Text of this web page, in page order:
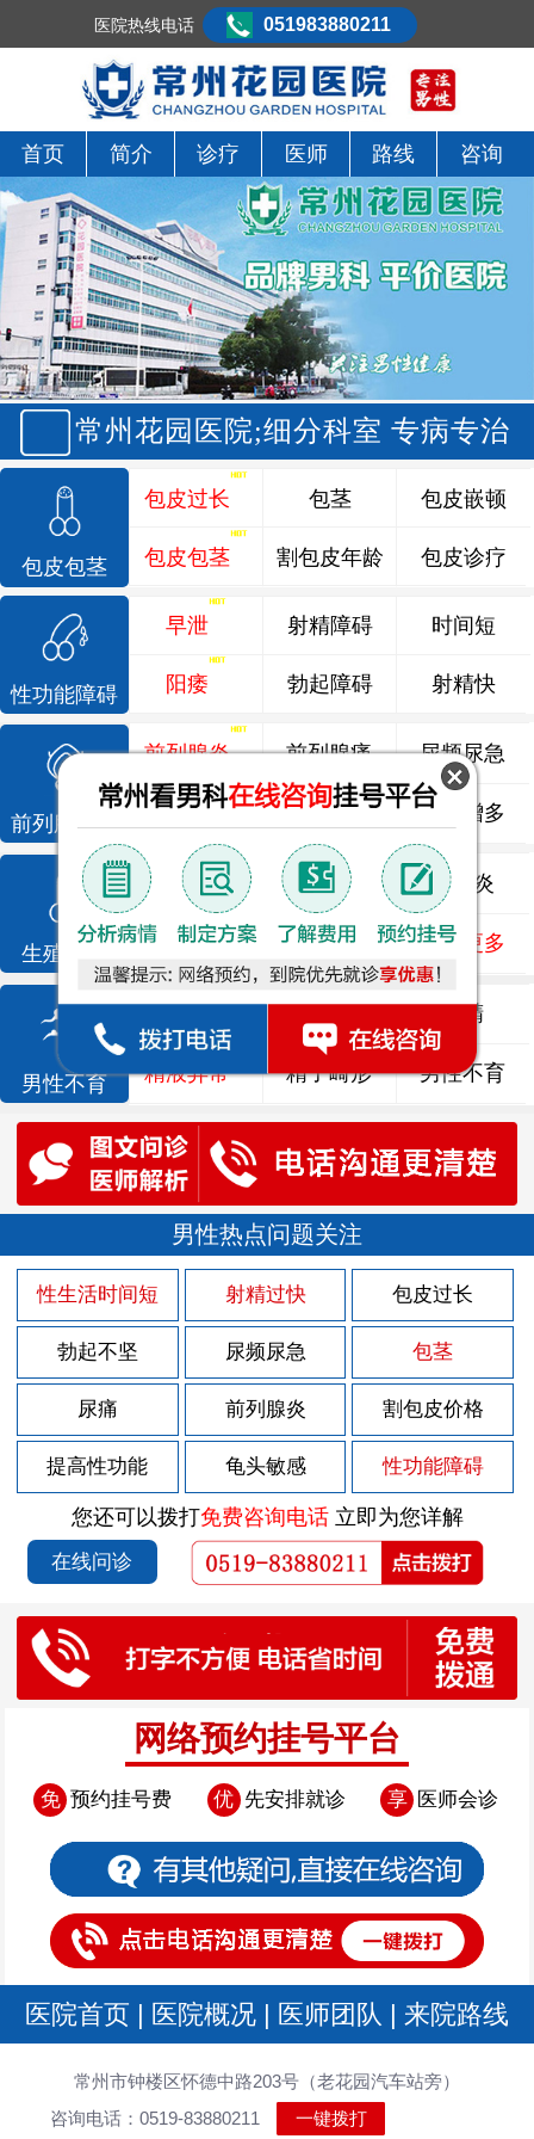
首页 简介 诊疗 医师 路线 咨询
常州花园医院;细分科室 专病专治
包皮包茎
包皮过长
包皮包茎
包茎
割包皮年龄
包皮嵌顿
包皮诊疗
性功能障碍
早泄
阳痿
射精障碍
勃起障碍
时间短
射精快
前列腺疾病
前列腺炎 前列腺痛 尿频尿急
前列腺增生 排尿不畅 夜尿增多
生殖感染
龟头炎 睾丸炎 尿道炎
尿相关 泌尿感染 了解更多
男性不育
死精 少精 弱精
精液异常 精子畸形 男性不育
男性热点问题关注
性生活时间短 射精过快 包皮过长
勃起不坚 尿频尿急 包茎
尿痛 前列腺炎 割包皮价格
提高性功能 龟头敏感 性功能障碍
您还可以拨打免费咨询电话立即为您详解
在线问诊
网络预约挂号平台
免 预约挂号费 优 先安排就诊 享 医师会诊
医院首页 | 医院概况 | 医师团队 | 来院路线
常州市钟楼区怀德中路203号（老花园汽车站旁）
咨询电话：0519-83880211
一键拨打
医院热线电话 051983880211